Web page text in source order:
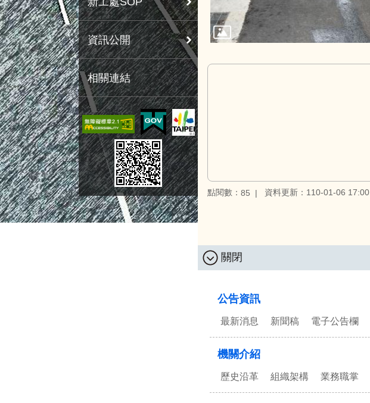
資訊公開
相關連結
點閱數： 85 資料更新：110-01-06 17:00
關閉
公告資訊
最新消息 新聞稿 電子公告欄
機關介紹
歷史沿革 組織架構 業務職掌